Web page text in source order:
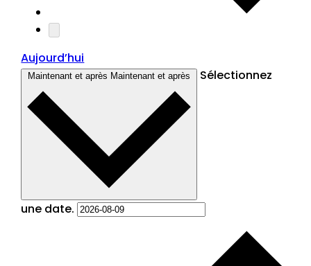
Aujourd’hui
Maintenant et après Maintenant et après Sélectionnez
une date.